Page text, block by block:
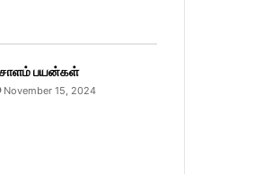
பயன்கள்
November 15, 2024